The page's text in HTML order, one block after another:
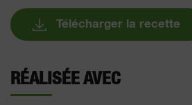
Télécharger la recette
RÉALISÉE AVEC